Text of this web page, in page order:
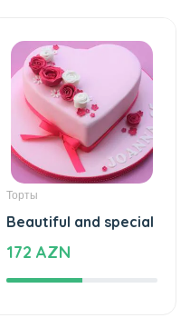
Торты
Beautiful and special
172 AZN